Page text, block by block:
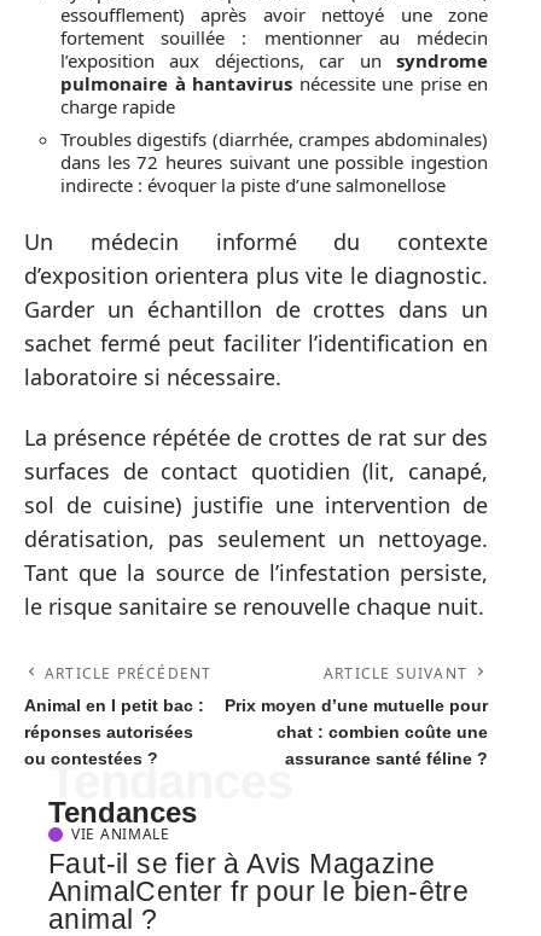
essoufflement) après avoir nettoyé une zone
fortement souillée : mentionner au médecin
l’exposition aux déjections, car un syndrome
pulmonaire à hantavirus nécessite une prise en
charge rapide
Troubles digestifs (diarrhée, crampes abdominales)
dans les 72 heures suivant une possible ingestion
indirecte : évoquer la piste d’une salmonellose
Un médecin informé du contexte
d’exposition orientera plus vite le diagnostic.
Garder un échantillon de crottes dans un
sachet fermé peut faciliter l’identification en
laboratoire si nécessaire.
La présence répétée de crottes de rat sur des
surfaces de contact quotidien (lit, canapé,
sol de cuisine) justifie une intervention de
dératisation, pas seulement un nettoyage.
Tant que la source de l’infestation persiste,
le risque sanitaire se renouvelle chaque nuit.
ARTICLE PRÉCÉDENT
Animal en I petit bac :
réponses autorisées
ou contestées ?
ARTICLE SUIVANT
Prix moyen d’une mutuelle pour
chat : combien coûte une
assurance santé féline ?
Tendances
Tendances
VIE ANIMALE
Faut-il se fier à Avis Magazine
AnimalCenter fr pour le bien-être
animal ?